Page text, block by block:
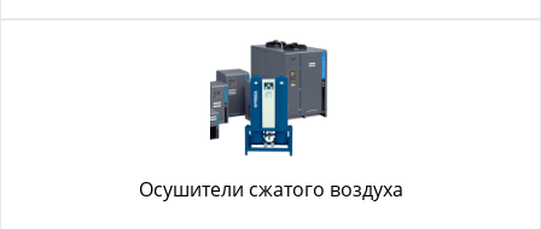
Осушители сжатого воздуха